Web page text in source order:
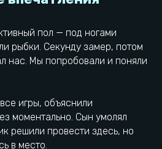
пол — под ногами
рыбки. Секунду замер, потом
нас. Мы попробовали и поняли
игры, объяснили
моментально. Сын умолял
решили провести здесь, но
в место.